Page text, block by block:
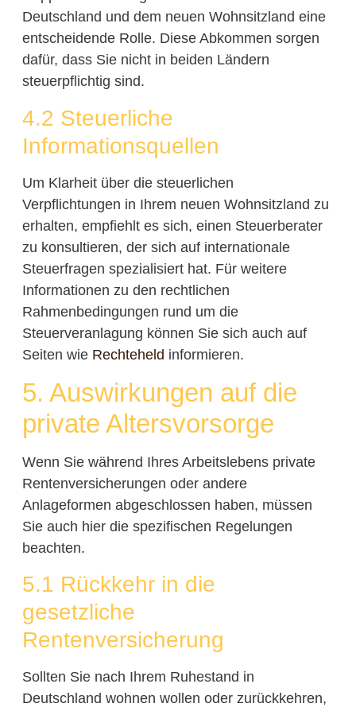
Deutschland und dem neuen Wohnsitzland eine
entscheidende Rolle. Diese Abkommen sorgen
dafür, dass Sie nicht in beiden Ländern
steuerpflichtig sind.
4.2 Steuerliche
Informationsquellen
Um Klarheit über die steuerlichen
Verpflichtungen in Ihrem neuen Wohnsitzland zu
erhalten, empfiehlt es sich, einen Steuerberater
zu konsultieren, der sich auf internationale
Steuerfragen spezialisiert hat. Für weitere
Informationen zu den rechtlichen
Rahmenbedingungen rund um die
Steuerveranlagung können Sie sich auch auf
Seiten wie Rechteheld informieren.
5. Auswirkungen auf die
private Altersvorsorge
Wenn Sie während Ihres Arbeitslebens private
Rentenversicherungen oder andere
Anlageformen abgeschlossen haben, müssen
Sie auch hier die spezifischen Regelungen
beachten.
5.1 Rückkehr in die
gesetzliche
Rentenversicherung
Sollten Sie nach Ihrem Ruhestand in
Deutschland wohnen wollen oder zurückkehren,